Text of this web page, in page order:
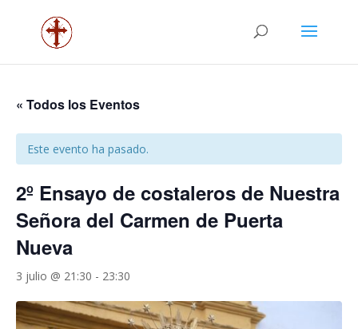
« Todos los Eventos
Este evento ha pasado.
2º Ensayo de costaleros de Nuestra
Señora del Carmen de Puerta
Nueva
3 julio @ 21:30 - 23:30